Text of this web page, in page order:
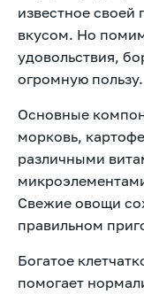
известное своей
вкусом. Но
удовольствия,
огромную пользу.
Основные
морковь,
различными
Свежие овощи
правильном
Богатое
помогает